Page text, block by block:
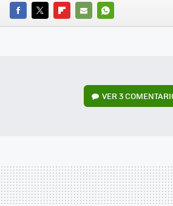
FACEBOOK
TWITTERFLIPBOARD
E-
WHATSAPP
VER3